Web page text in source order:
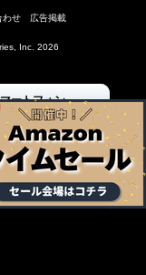
わせ 広告掲載
Inc. 2026
ートフォン